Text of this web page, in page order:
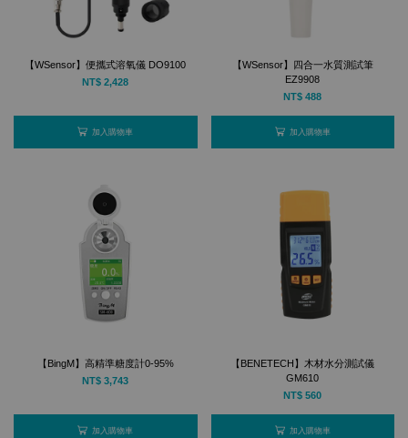
【WSensor】便攜式溶氧儀 DO9100
NT$ 2,428
加入購物車
【WSensor】四合一水質測試筆
EZ9908
NT$ 488
加入購物車
【BingM】高精準糖度計0-95%
NT$ 3,743
加入購物車
【BENETECH】木材水分測試儀
GM610
NT$ 560
加入購物車